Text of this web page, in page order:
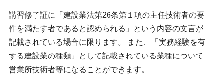
講習修了証に「建設業法第26条第１項の主任技術者の要
件を満たす者であると認められる」という内容の文言が
記載されている場合に限ります。 また、「実務経験を有
する建設業の種類」として記載されている業種について
営業所技術者等になることができます。